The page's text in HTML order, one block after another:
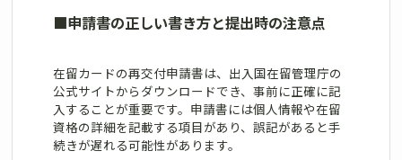
■申請書の正しい書き方と提出時の注意点
在留カードの再交付申請書は、出入国在留管理庁の
公式サイトからダウンロードでき、事前に正確に記
入することが重要です。申請書には個人情報や在留
資格の詳細を記載する項目があり、誤記があると手
続きが遅れる可能性があります。